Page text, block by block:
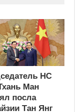
НС
Ман
посла
Тан Янг